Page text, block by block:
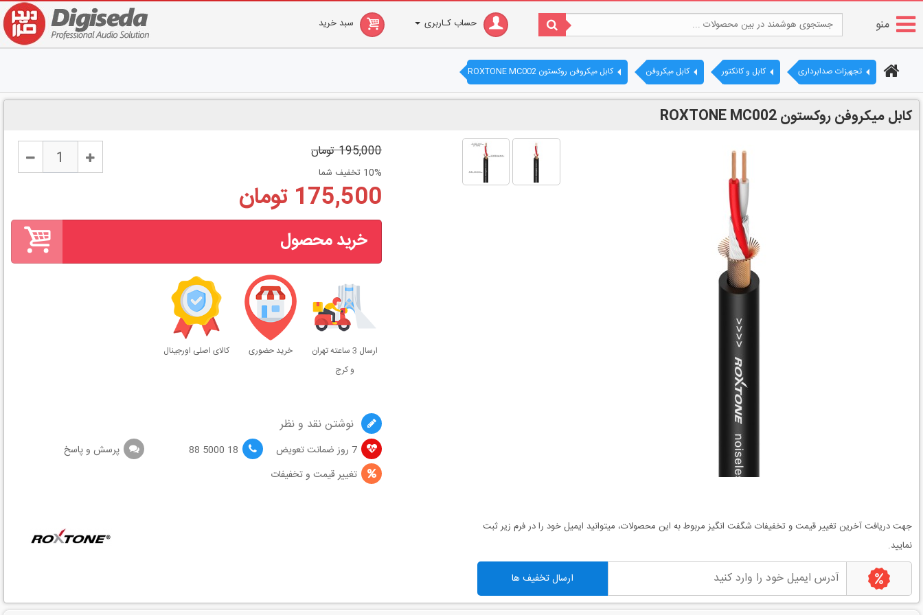
منو حساب کـاربری سبد خرید
تجهیزات صدابرداری کابل و کانکتور کابل میکروفن کابل میکروفن روکستون ROXTONE MC002
کابل میکروفن روکستون ROXTONE MC002
195,000 تومان
10% تخفیف شما
175,500 تومان
خرید محصول
ارسال 3 ساعته تهران
و کرج
خرید حضوری کالای اصلی اورجینال
نوشتن نقد و نظر
7 روز ضمانت تعویض 18 5000 88
پرسش و پاسخ
تغییر قیمت و تخفیفات
جهت دریافت آخرین تغییر قیمت و تخفیفات شگفت انگیز مربوط به این محصولات، میتوانید ایمیل خود را در فرم زیر ثبت
نمایید.